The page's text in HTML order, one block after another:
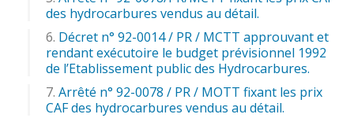
des hydrocarbures vendus au détail.
Décret n° 92-0014 / PR / MCTT approuvant et
rendant exécutoire le budget prévisionnel 1992
de l’Etablissement public des Hydrocarbures.
Arrêté n° 92-0078 / PR / MOTT fixant les prix
CAF des hydrocarbures vendus au détail.